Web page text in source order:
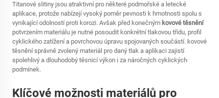
Titanové slitiny jsou atraktivní pro některé podmořské a letecké
aplikace, protože nabízejí vysoký poměr pevnosti k hmotnosti spolu s
vynikající odolností proti korozi. Avšak před konečným kovové těsnění
potvrzením materiálu je nutné posoudit konkrétní tlakovou třídu, profil
cyklického zatížení a povrchovou úpravu spojovaných součástí. kovové
těsněnísprávně zvolený materiál pro daný tlak a aplikaci zajistí
spolehlivý a dlouhodobý těsnicí výkon i za náročných cyklických
podmínek.
Klíčové možnosti materiálů pro